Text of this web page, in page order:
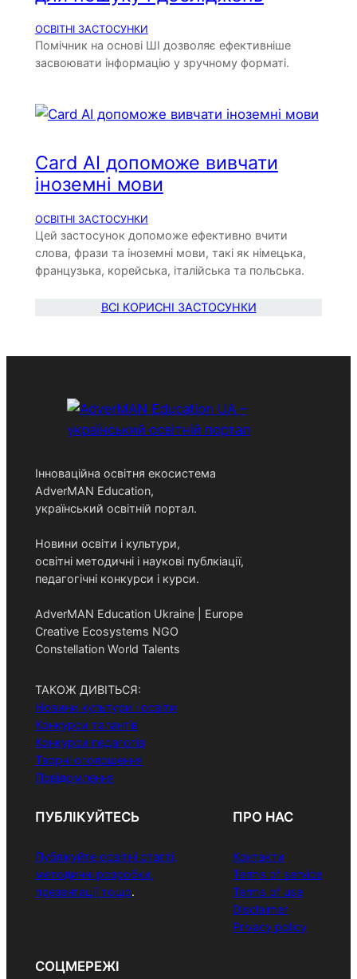
ОСВІТНІ ЗАСТОСУНКИ
Помічник на основі ШІ дозволяє ефективніше
засвоювати інформацію у зручному форматі.
Card AI допоможе вивчати
іноземні мови
ОСВІТНІ ЗАСТОСУНКИ
Цей застосунок допоможе ефективно вчити
слова, фрази та іноземні мови, такі як німецька,
французька, корейська, італійська та польська.
ВСІ КОРИСНІ ЗАСТОСУНКИ
Інноваційна освітня екосистема
AdverMAN Education,
український освітній портал.
Новини освіти і культури,
освітні методичні і наукові публкіації,
педагогічні конкурси і курси.
AdverMAN Education Ukraine | Europe
Creative Ecosystems NGO
Constellation World Talents
ТАКОЖ ДИВІТЬСЯ:
Новини культури і освіти
Конкурси талантів
Конкурси педагогів
Творчі оголошення
Повідомлення
ПУБЛІКУЙТЕСЬ
Публікуйте освітні статті,
методичні розробки,
презентації тощо.
ПРО НАС
Контакти
Terms of service
Terms of use
Disclaimer
Privacy policy
СОЦМЕРЕЖІ